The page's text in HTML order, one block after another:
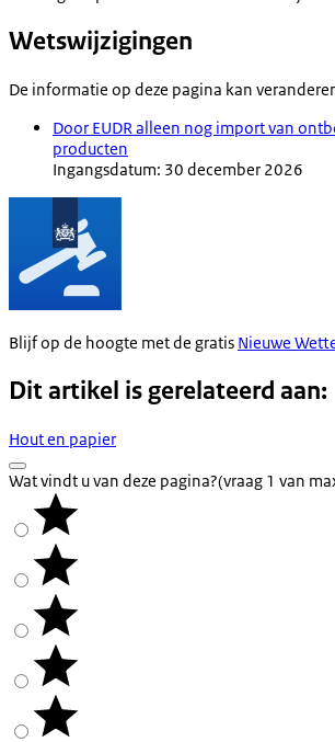
Wetswijzigingen
De informatie op deze pagina kan
Door EUDR alleen nog import van
producten
Ingangsdatum: 30 december 2026
Blijf op de hoogte met de gratis Nieuwe
Dit artikel is gerelateerd aan:
Hout en papier
Wat vindt u van deze pagina?(vraag 1 van